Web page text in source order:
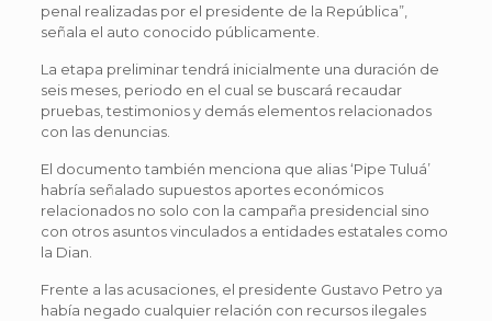
penal realizadas por el presidente de la República”,
señala el auto conocido públicamente.
La etapa preliminar tendrá inicialmente una duración de
seis meses, periodo en el cual se buscará recaudar
pruebas, testimonios y demás elementos relacionados
con las denuncias.
El documento también menciona que alias ‘Pipe Tuluá’
habría señalado supuestos aportes económicos
relacionados no solo con la campaña presidencial sino
con otros asuntos vinculados a entidades estatales como
la Dian.
Frente a las acusaciones, el presidente Gustavo Petro ya
había negado cualquier relación con recursos ilegales